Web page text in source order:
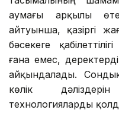
аумағы арқылы
айтуынша, қазіргі
бәсекеге
ғана емес,
айқындалады.
көлік
технологияларды